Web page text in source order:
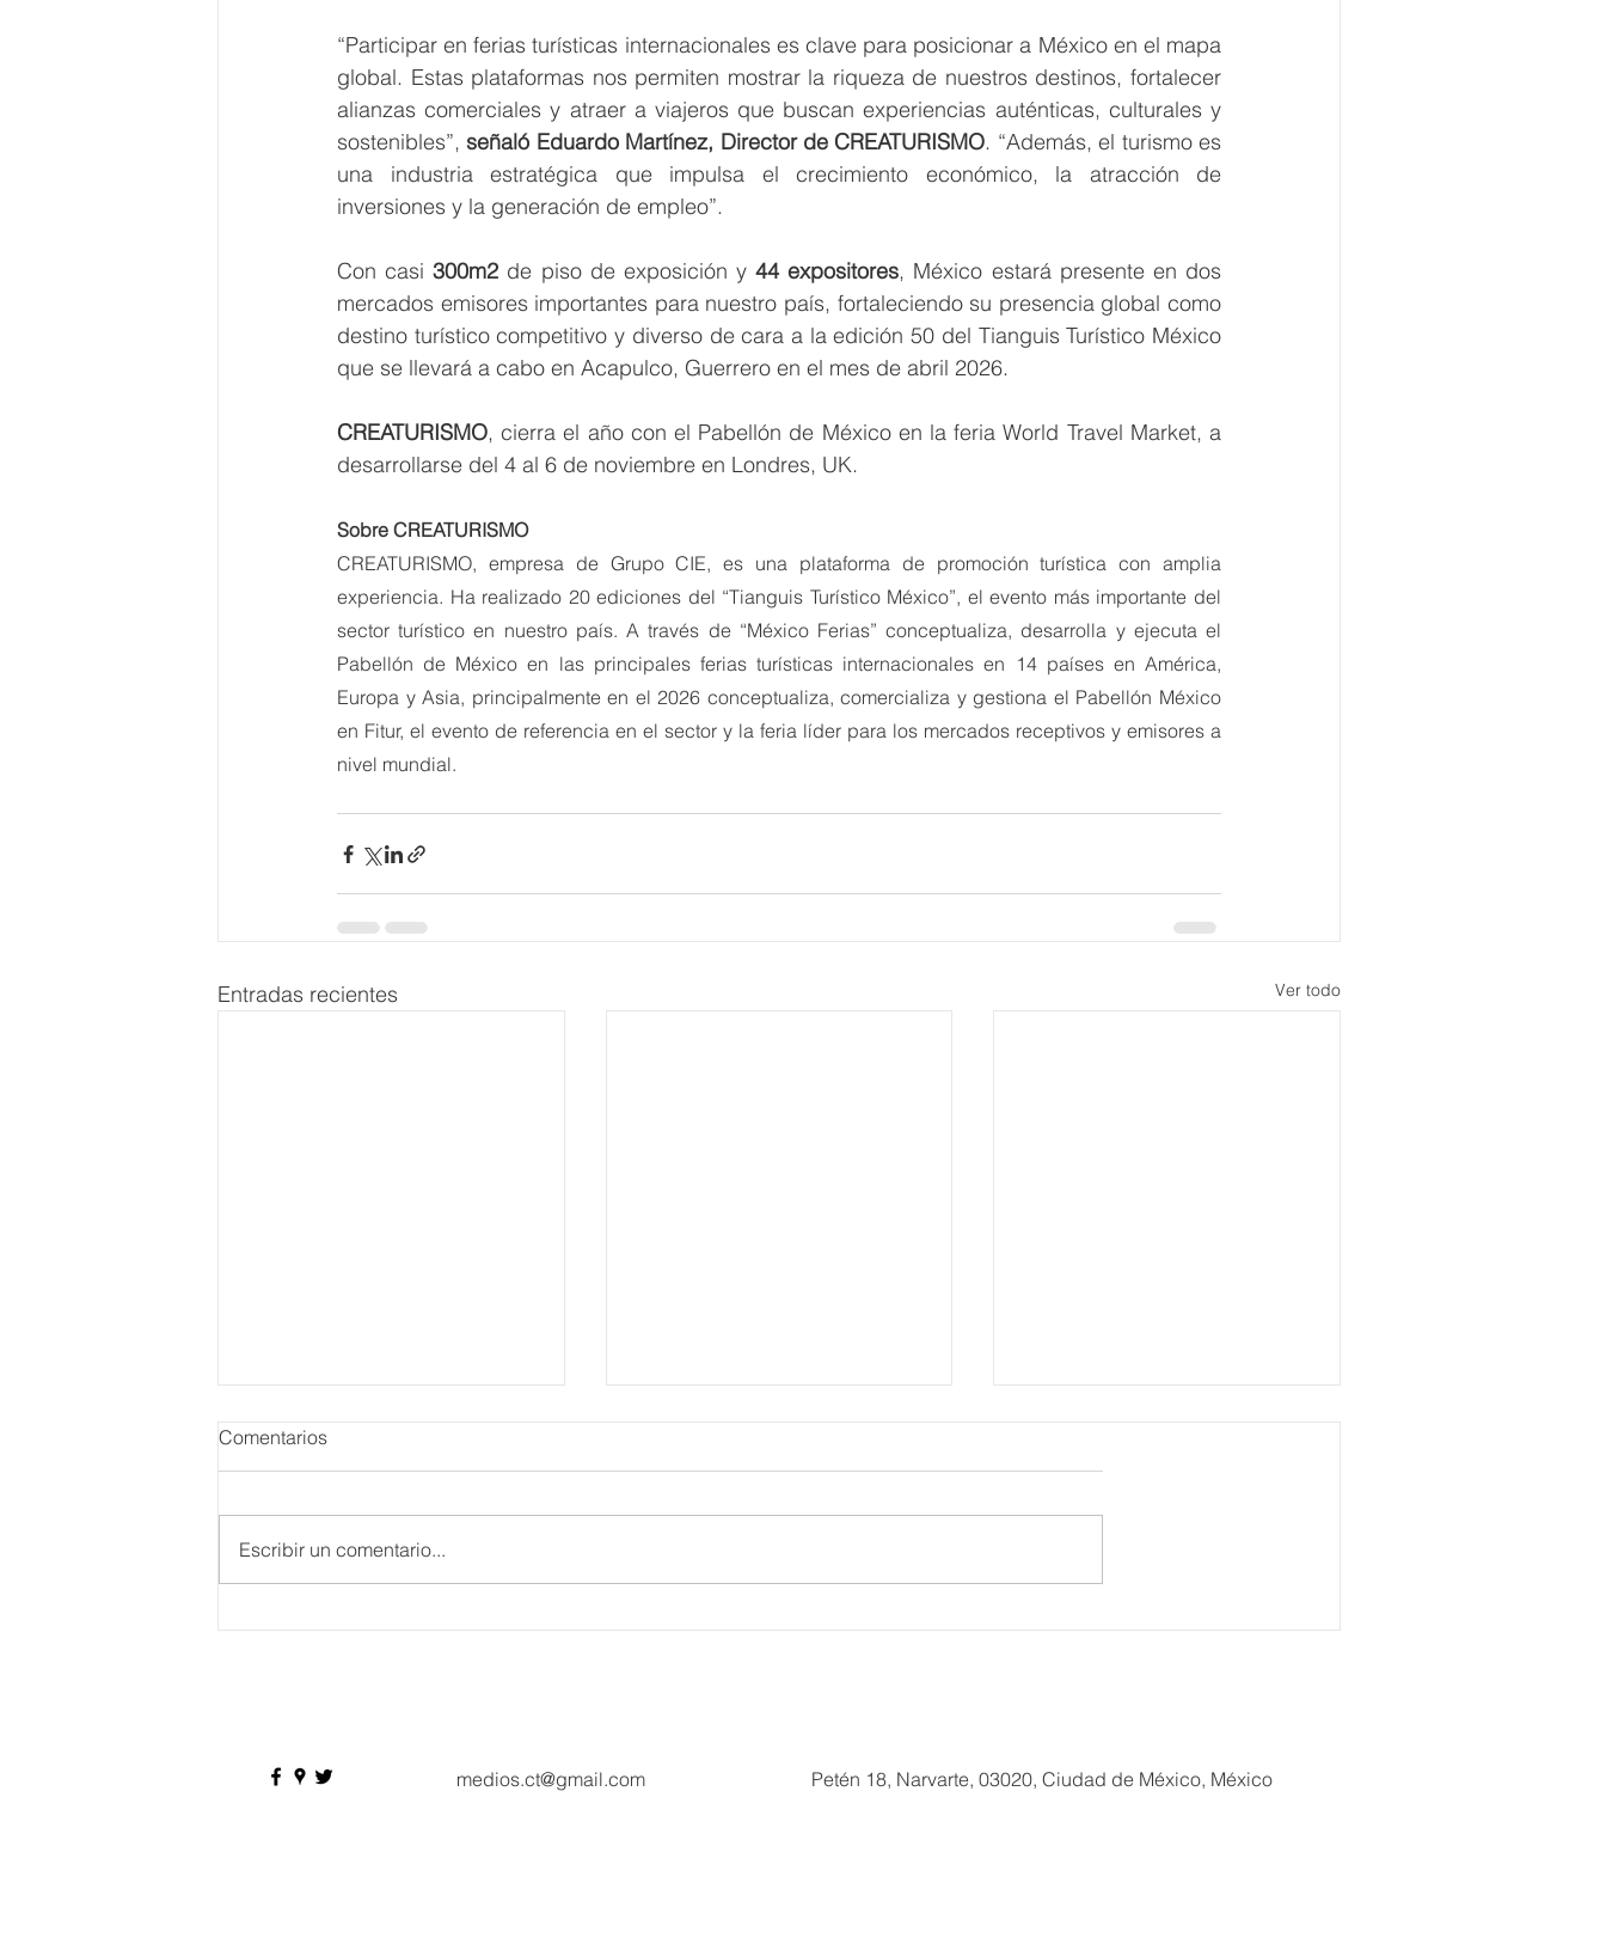
“Participar en ferias turísticas internacionales es clave para posicionar a México en el mapa
global. Estas plataformas nos permiten mostrar la riqueza de nuestros destinos, fortalecer
alianzas comerciales y atraer a viajeros que buscan experiencias auténticas, culturales y
sostenibles”, señaló Eduardo Martínez, Director de CREATURISMO. “Además, el turismo es
una industria estratégica que impulsa el crecimiento económico, la atracción de
inversiones y la generación de empleo”.
Con casi 300m2 de piso de exposición y 44 expositores, México estará presente en dos
mercados emisores importantes para nuestro país, fortaleciendo su presencia global como
destino turístico competitivo y diverso de cara a la edición 50 del Tianguis Turístico México
que se llevará a cabo en Acapulco, Guerrero en el mes de abril 2026.
CREATURISMO, cierra el año con el Pabellón de México en la feria World Travel Market, a
desarrollarse del 4 al 6 de noviembre en Londres, UK.
Sobre CREATURISMO
CREATURISMO, empresa de Grupo CIE, es una plataforma de promoción turística con amplia
experiencia. Ha realizado 20 ediciones del “Tianguis Turístico México”, el evento más importante del
sector turístico en nuestro país. A través de “México Ferias” conceptualiza, desarrolla y ejecuta el
Pabellón de México en las principales ferias turísticas internacionales en 14 países en América,
Europa y Asia, principalmente en el 2026 conceptualiza, comercializa y gestiona el Pabellón México
en Fitur, el evento de referencia en el sector y la feria líder para los mercados receptivos y emisores a
nivel mundial.
Entradas recientes Ver todo
Comentarios
Escribir un comentario...
medios.ct@gmail.com Petén 18, Narvarte, 03020, Ciudad de México, México